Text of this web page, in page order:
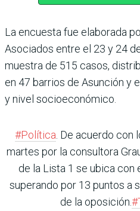
La encuesta fue elaborada
Asociados entre el 23 y 24
muestra de 515 casos,
en 47 barrios de Asunción y
y nivel socioeconómico.
#Política . De acuerdo
martes por la consultora
de la Lista 1 se ubica con
superando por 13 puntos a
de la oposición.